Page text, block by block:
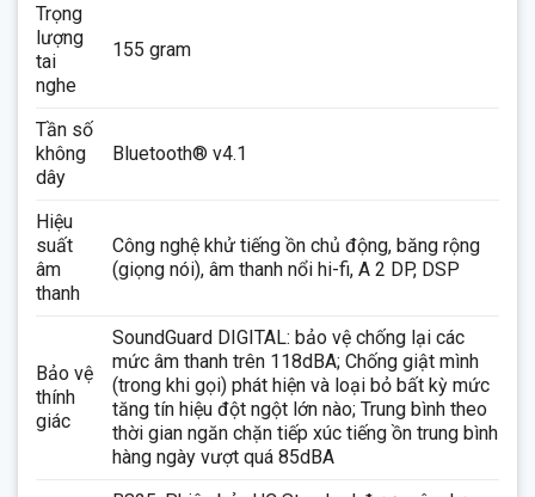
Trọng
lượng
tai
nghe
155 gram
Tần số
không
dây
Bluetooth® v4.1
Hiệu
suất
âm
thanh
Công nghệ khử tiếng ồn chủ động, băng rộng
(giọng nói), âm thanh nổi hi-fi, A 2 DP, DSP
Bảo vệ
thính
giác
SoundGuard DIGITAL: bảo vệ chống lại các
mức âm thanh trên 118dBA; Chống giật mình
(trong khi gọi) phát hiện và loại bỏ bất kỳ mức
tăng tín hiệu đột ngột lớn nào; Trung bình theo
thời gian ngăn chặn tiếp xúc tiếng ồn trung bình
hàng ngày vượt quá 85dBA